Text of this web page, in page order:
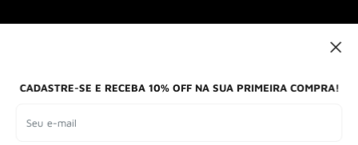
CADASTRE-SE E RECEBA 10% OFF NA SUA PRIMEIRA COMPRA!
Seu e-mail